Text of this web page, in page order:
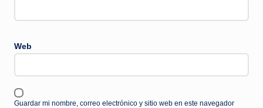
Web
Guardar mi nombre, correo electrónico y sitio web en este navegador